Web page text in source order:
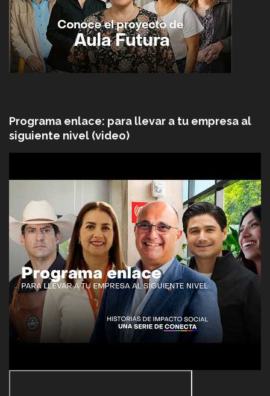
Programa enlace: para llevar a tu empresa al
siguiente nivel (video)